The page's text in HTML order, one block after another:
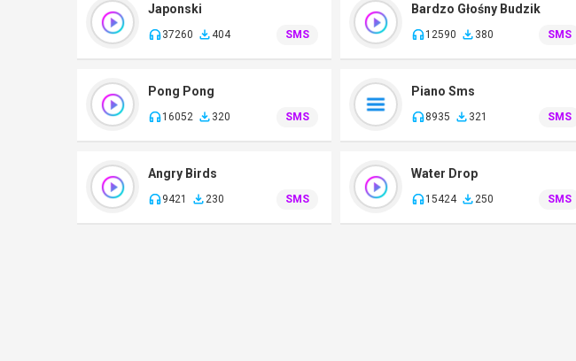
Japonski
37260 404 SMS
Bardzo Głośny Budzik
12590 380 SMS
Pong Pong
16052 320 SMS
Piano Sms
8935 321 SMS
Angry Birds
9421 230 SMS
Water Drop
15424 250 SMS